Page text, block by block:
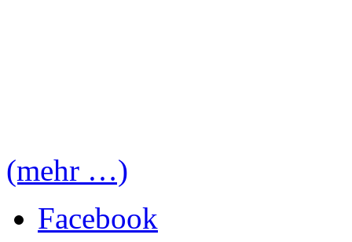
(mehr …)
Facebook